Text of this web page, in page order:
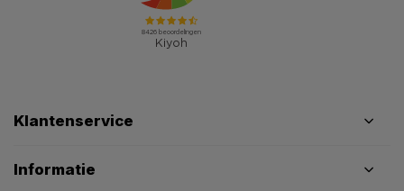
Klantenservice
Informatie